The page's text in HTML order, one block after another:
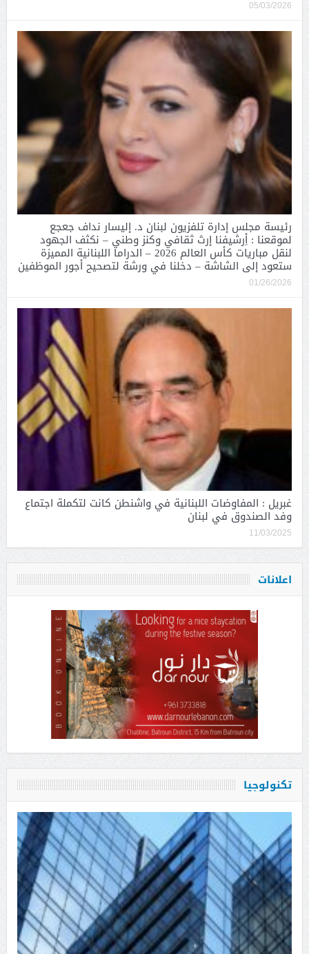
05/03/2026
رئيسة مجلس إدارة تلفزيون لبنان د. إليسار نداف جعجع
لموقعنا : أِرشيفنا إرث ثقافي وكنز وطني – نكثف الجهود
لنقل مباريات كأس العالم 2026 – الدراما اللبنانية المميزة
ستعود إلى الشاشة – دخلنا في ورشة لتصحيح أجور الموظفين
01/26/2026
غبريل : المفاوضات اللبنانية في واشنطن كانت لتكملة اجتماع
وفد الصندوق في لبنان
11/03/2025
اعلانات
تكنولوجيا